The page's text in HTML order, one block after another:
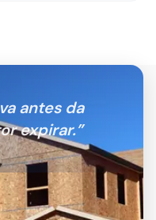
antes da
expirar.”